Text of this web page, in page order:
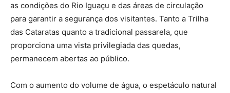
as condições do Rio Iguaçu e das áreas de circulação
para garantir a segurança dos visitantes. Tanto a Trilha
das Cataratas quanto a tradicional passarela, que
proporciona uma vista privilegiada das quedas,
permanecem abertas ao público.
Com o aumento do volume de água, o espetáculo natural